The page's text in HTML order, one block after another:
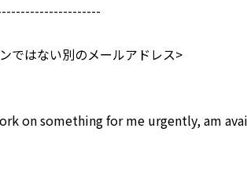
------------------
ではない別のメールアドレス>
on something for me urgently, am